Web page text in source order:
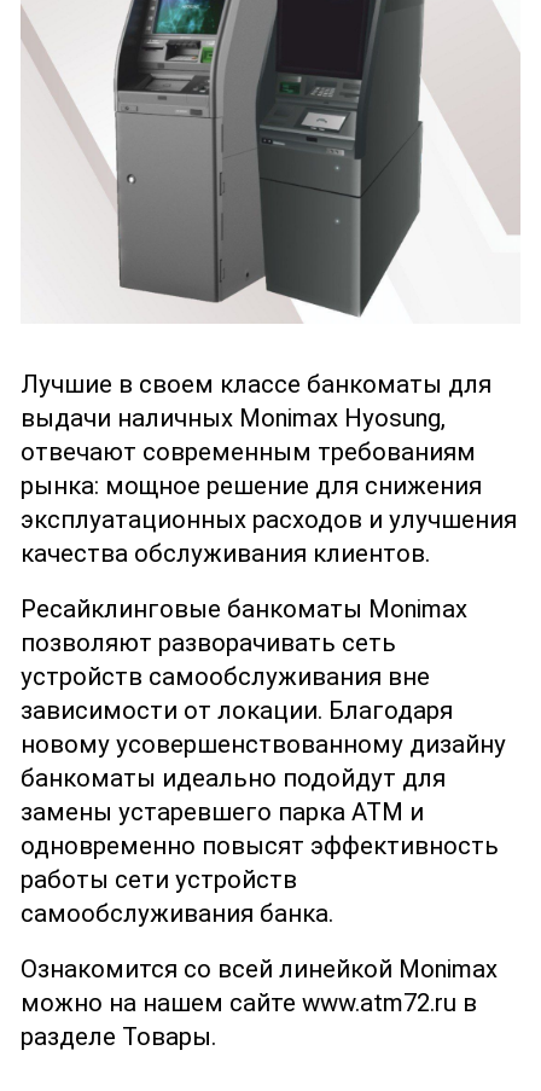
Лучшие в своем классе банкоматы для
выдачи наличных Monimax Hyosung,
отвечают современным требованиям
рынка: мощное решение для снижения
эксплуатационных расходов и улучшения
качества обслуживания клиентов.
Ресайклинговые банкоматы Monimax
позволяют разворачивать сеть
устройств самообслуживания вне
зависимости от локации. Благодаря
новому усовершенствованному дизайну
банкоматы идеально подойдут для
замены устаревшего парка АТМ и
одновременно повысят эффективность
работы сети устройств
самообслуживания банка.
Ознакомится со всей линейкой Monimax
можно на нашем сайте www.atm72.ru в
разделе Товары.